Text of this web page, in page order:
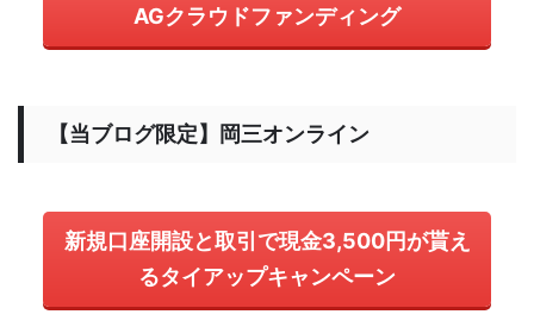
AGクラウドファンディング
【当ブログ限定】岡三オンライン
新規口座開設と取引で現金3,500円が貰え
るタイアップキャンペーン